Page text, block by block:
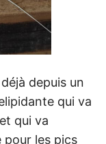
depuis un
qui va
qui va
pour les pics